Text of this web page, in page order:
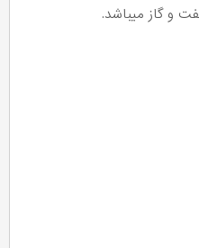
و گاز میباشد.